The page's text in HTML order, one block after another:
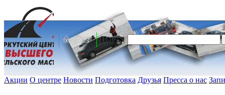
Поиск:
Акции О центре Новости Подготовка Друзья Пресса о нас